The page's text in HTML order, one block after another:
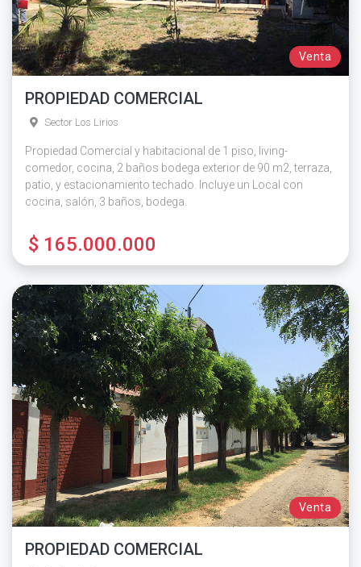
Venta
PROPIEDAD COMERCIAL
Sector Los Lirios
Propiedad Comercial y habitacional de 1 piso, living-
comedor, cocina, 2 baños bodega exterior de 90 m2, terraza,
patio, y estacionamiento techado. Incluye un Local con
cocina, salón, 3 baños, bodega.
$ 165.000.000
Venta
PROPIEDAD COMERCIAL